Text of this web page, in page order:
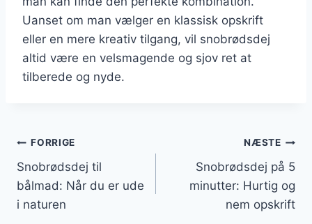
Uanset om man vælger en klassisk opskrift
eller en mere kreativ tilgang, vil snobrødsdej
altid være en velsmagende og sjov ret at
tilberede og nyde.
Indlægsnavigation
FORRIGE
Snobrødsdej til
bålmad: Når du er ude
i naturen
NÆSTE
Snobrødsdej på 5
minutter: Hurtig og
nem opskrift